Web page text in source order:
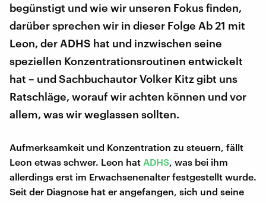
begünstigt und wie wir unseren Fokus finden,
darüber sprechen wir in dieser Folge Ab 21 mit
Leon, der ADHS hat und inzwischen seine
speziellen Konzentrationsroutinen entwickelt
hat – und Sachbuchautor Volker Kitz gibt uns
Ratschläge, worauf wir achten können und vor
allem, was wir weglassen sollten.
Aufmerksamkeit und Konzentration zu steuern, fällt
Leon etwas schwer. Leon hat ADHS , was bei ihm
allerdings erst im Erwachsenenalter festgestellt wurde.
Seit der Diagnose hat er angefangen, sich und seine